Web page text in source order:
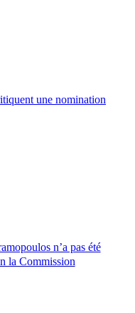
une nomination
n’a pas été
la Commission